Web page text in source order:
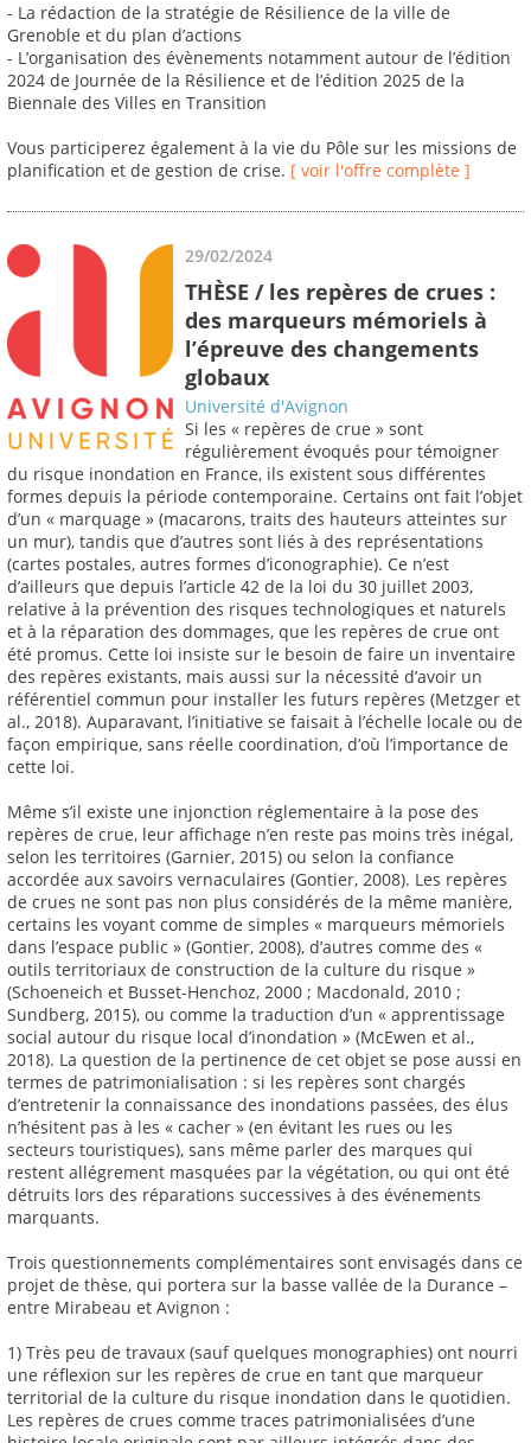
- La rédaction de la stratégie de Résilience de la ville de
Grenoble et du plan d’actions
- L’organisation des évènements notamment autour de l’édition
2024 de Journée de la Résilience et de l’édition 2025 de la
Biennale des Villes en Transition
Vous participerez également à la vie du Pôle sur les missions de
planification et de gestion de crise. [ voir l'offre complète ]
29/02/2024
THÈSE / les repères de crues :
des marqueurs mémoriels à
l’épreuve des changements
globaux
Université d'Avignon
Si les « repères de crue » sont
régulièrement évoqués pour témoigner
du risque inondation en France, ils existent sous différentes
formes depuis la période contemporaine. Certains ont fait l’objet
d’un « marquage » (macarons, traits des hauteurs atteintes sur
un mur), tandis que d’autres sont liés à des représentations
(cartes postales, autres formes d’iconographie). Ce n’est
d’ailleurs que depuis l’article 42 de la loi du 30 juillet 2003,
relative à la prévention des risques technologiques et naturels
et à la réparation des dommages, que les repères de crue ont
été promus. Cette loi insiste sur le besoin de faire un inventaire
des repères existants, mais aussi sur la nécessité d’avoir un
référentiel commun pour installer les futurs repères (Metzger et
al., 2018). Auparavant, l’initiative se faisait à l’échelle locale ou de
façon empirique, sans réelle coordination, d’où l’importance de
cette loi.
Même s’il existe une injonction réglementaire à la pose des
repères de crue, leur affichage n’en reste pas moins très inégal,
selon les territoires (Garnier, 2015) ou selon la confiance
accordée aux savoirs vernaculaires (Gontier, 2008). Les repères
de crues ne sont pas non plus considérés de la même manière,
certains les voyant comme de simples « marqueurs mémoriels
dans l’espace public » (Gontier, 2008), d’autres comme des «
outils territoriaux de construction de la culture du risque »
(Schoeneich et Busset-Henchoz, 2000 ; Macdonald, 2010 ;
Sundberg, 2015), ou comme la traduction d’un « apprentissage
social autour du risque local d’inondation » (McEwen et al.,
2018). La question de la pertinence de cet objet se pose aussi en
termes de patrimonialisation : si les repères sont chargés
d’entretenir la connaissance des inondations passées, des élus
n’hésitent pas à les « cacher » (en évitant les rues ou les
secteurs touristiques), sans même parler des marques qui
restent allégrement masquées par la végétation, ou qui ont été
détruits lors des réparations successives à des événements
marquants.
Trois questionnements complémentaires sont envisagés dans ce
projet de thèse, qui portera sur la basse vallée de la Durance –
entre Mirabeau et Avignon :
1) Très peu de travaux (sauf quelques monographies) ont nourri
une réflexion sur les repères de crue en tant que marqueur
territorial de la culture du risque inondation dans le quotidien.
Les repères de crues comme traces patrimonialisées d’une